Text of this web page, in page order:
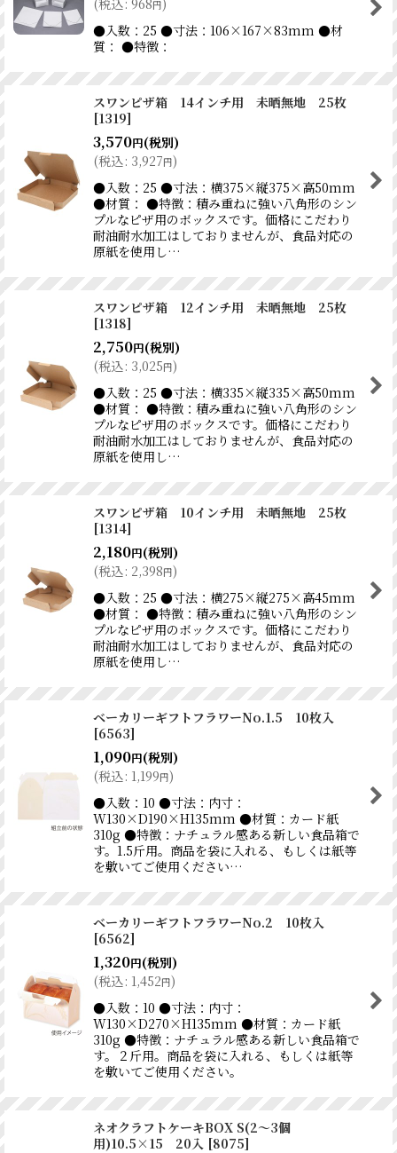
円
●入数：25 ●寸法：106×167×83mm ●材
質： ●特徴：
スワンピザ箱 14インチ用 未晒無地 25枚
[1319]
3,570円(税別)
(税込: 3,927円)
●入数：25 ●寸法：横375×縦375×高50mm
●材質： ●特徴：積み重ねに強い八角形のシン
プルなピザ用のボックスです。価格にこだわり
耐油耐水加工はしておりませんが、食品対応の
原紙を使用し…
スワンピザ箱 12インチ用 未晒無地 25枚
[1318]
2,750円(税別)
(税込: 3,025円)
●入数：25 ●寸法：横335×縦335×高50mm
●材質： ●特徴：積み重ねに強い八角形のシン
プルなピザ用のボックスです。価格にこだわり
耐油耐水加工はしておりませんが、食品対応の
原紙を使用し…
スワンピザ箱 10インチ用 未晒無地 25枚
[1314]
2,180円(税別)
(税込: 2,398円)
●入数：25 ●寸法：横275×縦275×高45mm
●材質： ●特徴：積み重ねに強い八角形のシン
プルなピザ用のボックスです。価格にこだわり
耐油耐水加工はしておりませんが、食品対応の
原紙を使用し…
ベーカリーギフトフラワーNo.1.5 10枚入
[6563]
1,090円(税別)
(税込: 1,199円)
●入数：10 ●寸法：内寸：
W130×D190×H135mm ●材質：カード紙
310g ●特徴：ナチュラル感ある新しい食品箱で
す。1.5斤用。商品を袋に入れる、もしくは紙等
を敷いてご使用ください…
ベーカリーギフトフラワーNo.2 10枚入
[6562]
1,320円(税別)
(税込: 1,452円)
●入数：10 ●寸法：内寸：
W130×D270×H135mm ●材質：カード紙
310g ●特徴：ナチュラル感ある新しい食品箱で
す。２斤用。商品を袋に入れる、もしくは紙等
を敷いてご使用ください。
ネオクラフトケーキBOX S(2〜3個
用)10.5×15 20入 [8075]